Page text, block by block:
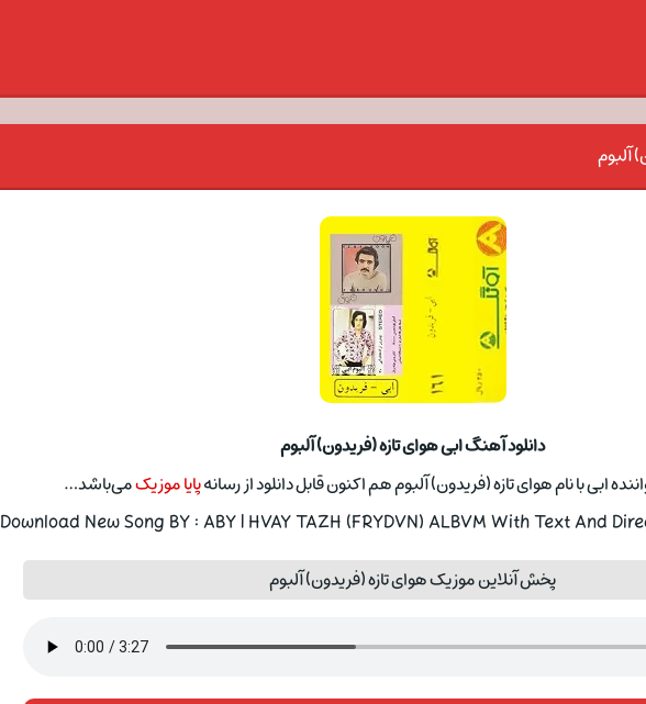
آلبوم
دانلود آهنگ ابی هوای تازه (فریدون) آلبوم
ابی با نام هوای تازه (فریدون) آلبوم هم اکنون قابل دانلود از رسانهپایا موزیکمی‌باشد…
Download New Song BY : ABY | HVAY TAZH (FRYDVN) ALBVM With Text And
پخش آنلاین موزیک هوای تازه (فریدون) آلبوم